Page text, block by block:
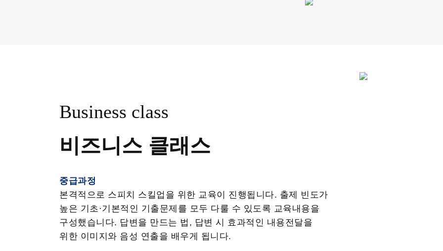
Business class
비즈니스 클래스
중급과정
본격적으로 스피치 스킬업을 위한 교육이 진행됩니다. 출제 빈도가
높은 기초·기본적인 기출문제를 모두 다룰 수 있도록 교육내용을
구성했습니다. 답변을 만드는 법, 답변 시 효과적인 내용전달을
위한 이미지와 음성 연출을 배우게 됩니다.